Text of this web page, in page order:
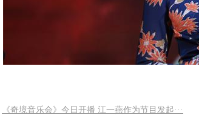
《奇境音乐会》今日开播 江一燕作为节目发起···